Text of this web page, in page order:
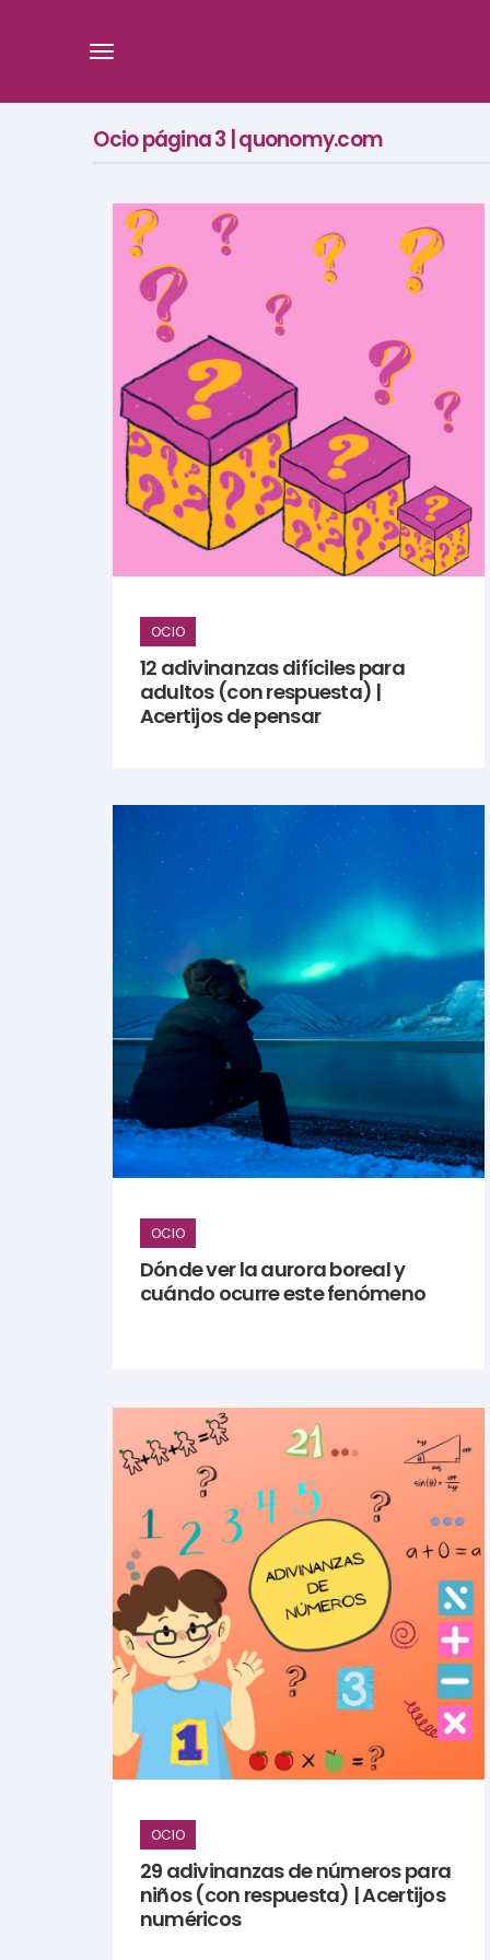
Ocio página 3 | quonomy.com
OCIO
12 adivinanzas difíciles para
adultos (con respuesta) |
Acertijos de pensar
OCIO
Dónde ver la aurora boreal y
cuándo ocurre este fenómeno
OCIO
29 adivinanzas de números para
niños (con respuesta) | Acertijos
numéricos